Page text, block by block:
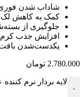
شاداب شدن
کمک به کاهش
جلوگیری از
افزایش جذب
یکدست‌شدن
2.780.000 تومان
-
لایه بردار نرم کننده